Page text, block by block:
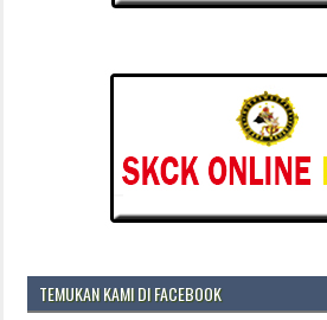
TEMUKAN KAMI DI FACEBOOK